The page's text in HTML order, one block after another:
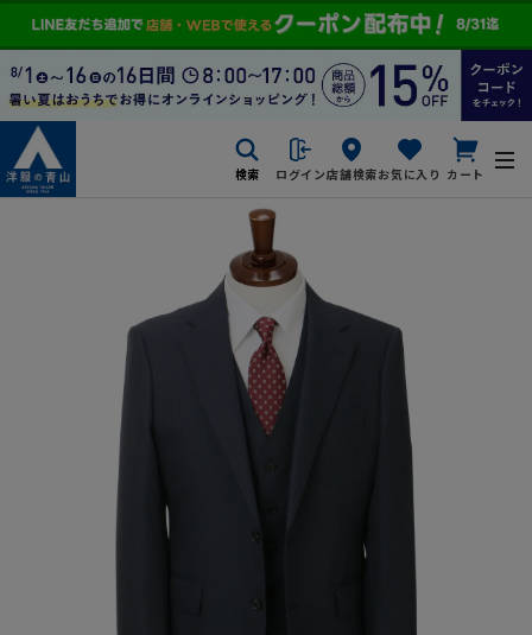
検索 ログイン店舗検索お気に入り カート